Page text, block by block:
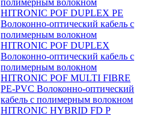
HITRONIC POF DUPLEX PE
Волоконно-оптический кабель с
полимерным волокном
HITRONIC POF DUPLEX
Волоконно-оптический кабель с
полимерным волокном
HITRONIC POF MULTI FIBRE
PE-PVC Волоконно-оптический
кабель с полимерным волокном
HITRONIC HYBRID FD P